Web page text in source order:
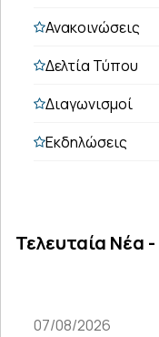
Ανακοινώσεις
Δελτία Τύπου
Διαγωνισμοί
Εκδηλώσεις
Τελευταία Νέα
07/08/2026